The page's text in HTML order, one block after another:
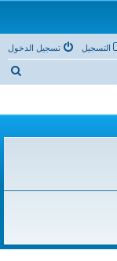
تسجيل الدخول التسجيل